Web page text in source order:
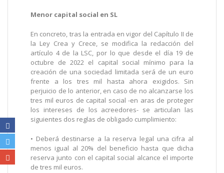
Menor capital social en SL
En concreto, tras la entrada en vigor del Capítulo II de
la Ley Crea y Crece, se modifica la redacción del
artículo 4 de la LSC, por lo que desde el día 19 de
octubre de 2022 el capital social mínimo para la
creación de una sociedad limitada será de un euro
frente a los tres mil hasta ahora exigidos. Sin
perjuicio de lo anterior, en caso de no alcanzarse los
tres mil euros de capital social -en aras de proteger
los intereses de los acreedores- se articulan las
siguientes dos reglas de obligado cumplimiento:
• Deberá destinarse a la reserva legal una cifra al
menos igual al 20% del beneficio hasta que dicha
reserva junto con el capital social alcance el importe
de tres mil euros.